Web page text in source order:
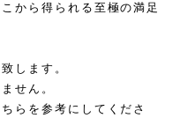
から得られる至極の満足
します。
せん。
らを参考にしてくださ